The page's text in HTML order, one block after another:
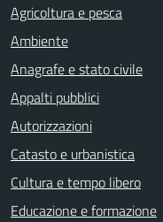
Agricoltura e pesca
Ambiente
Anagrafe e stato civile
Appalti pubblici
Autorizzazioni
Catasto e urbanistica
Cultura e tempo libero
Educazione e formazione